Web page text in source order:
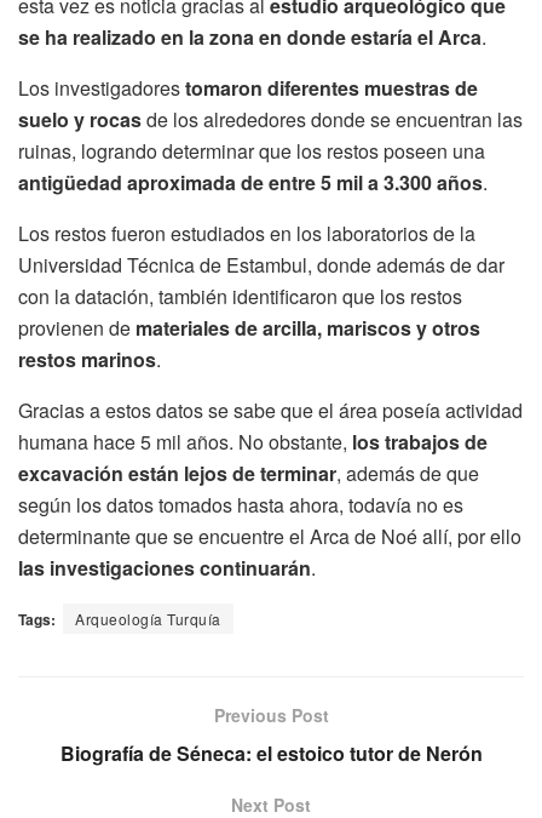
se ha realizado en la zona en donde estaría el Arca.
Los investigadorestomaron diferentes muestras de
suelo y rocasde los alrededores donde se encuentran las
ruinas, logrando determinar que los restos poseen una
antigüedad aproximada de entre 5 mil a 3.300 años.
Los restos fueron estudiados en los laboratorios de la
Universidad Técnica de Estambul, donde además de dar
con la datación, también identificaron que los restos
provienen de materiales de arcilla, mariscos y otros
restos marinos.
Gracias a estos datos se sabe que el área poseía actividad
humana hace 5 mil años. No obstante, los trabajos de
excavación están lejos de terminar, además de que
según los datos tomados hasta ahora, todavía no es
determinante que se encuentre el Arca de Noé allí, por ello
las investigaciones continuarán.
Tags: Arqueología Turquía
Previous Post
Biografía de Séneca: el estoico tutor de Nerón
Next Post